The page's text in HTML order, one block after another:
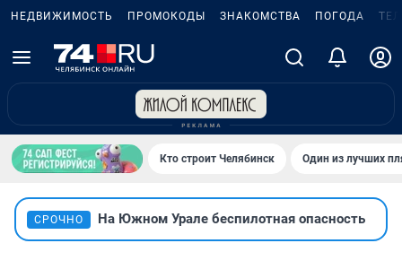
НЕДВИЖИМОСТЬ ПРОМОКОДЫ ЗНАКОМСТВА ПОГОДА
Кто строит Челябинск Один из лучших
СРОЧНО На Южном Урале беспилотная опасность